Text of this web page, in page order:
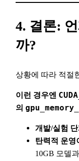
4. 결론:
까?
상황에 따라 적절
이런 경우엔
의
개발/실험
탄력적 운영
10GB 모델